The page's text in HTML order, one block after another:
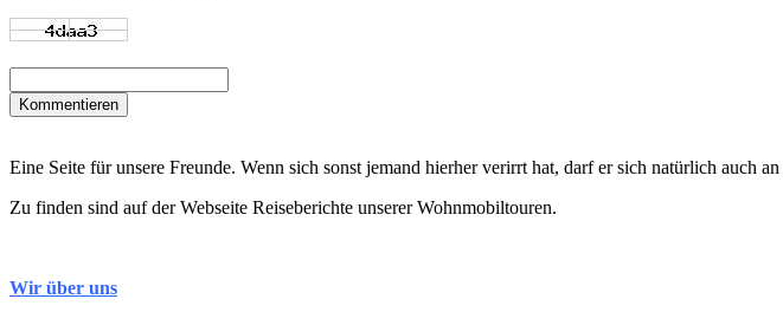
Kommentieren
Eine Seite für unsere Freunde. Wenn sich sonst jemand hierher verirrt hat, darf er sich natürlich auch
Zu finden sind auf der Webseite Reiseberichte unserer Wohnmobiltouren.
Wir über uns